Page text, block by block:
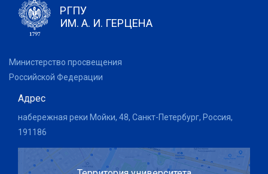
РГПУ
ИМ. А. И. ГЕРЦЕНА
Министерство просвещения
Российской Федерации
Адрес
набережная реки Мойки, 48, Санкт-Петербург, Россия,
191186